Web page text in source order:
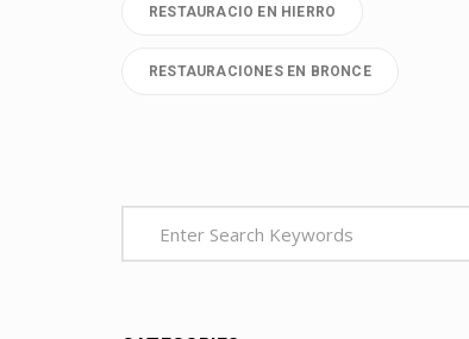
RESTAURACIO EN HIERRO
RESTAURACIONES EN BRONCE